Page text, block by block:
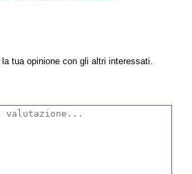
tua opinione con gli altri interessati.